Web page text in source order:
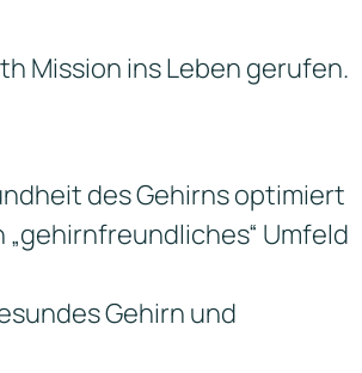
Mission ins Leben gerufen.
des Gehirns optimiert
Umfeld
Gehirn und